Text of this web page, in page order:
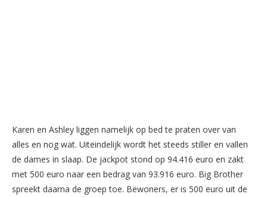
Karen en Ashley liggen namelijk op bed te praten over van
alles en nog wat. Uiteindelijk wordt het steeds stiller en vallen
de dames in slaap. De jackpot stond op 94.416 euro en zakt
met 500 euro naar een bedrag van 93.916 euro. Big Brother
spreekt daarna de groep toe. Bewoners, er is 500 euro uit de